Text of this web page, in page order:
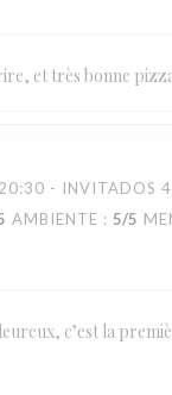
et très bonne
- INVITADOS 4
AMBIENTE : 5/5
c’est la